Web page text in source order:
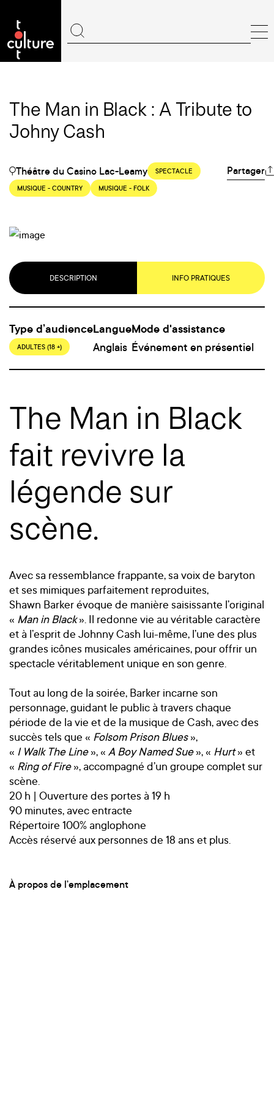
The Man in Black : A Tribute to
Johny Cash
Théâtre du Casino Lac-Leamy
SPECTACLE
MUSIQUE - COUNTRY
MUSIQUE - FOLK
Partager
DESCRIPTION INFO PRATIQUES
Type d’audience
ADULTES (18 +)
Langue
Anglais
Mode d'assistance
Événement en présentiel
The Man in Black
fait revivre la
légende sur
scène.
Avec sa ressemblance frappante, sa voix de baryton
et ses mimiques parfaitement reproduites,
Shawn Barker évoque de manière saisissante l’original
« Man in Black». Il redonne vie au véritable caractère
et à l’esprit de Johnny Cash lui-même, l’une des plus
grandes icônes musicales américaines, pour offrir un
spectacle véritablement unique en son genre.
Tout au long de la soirée, Barker incarne son
personnage, guidant le public à travers chaque
période de la vie et de la musique de Cash, avec des
succès tels que « Folsom Prison Blues»,
« I Walk The Line», « A Boy Named Sue», « Hurt» et
« Ring of Fire», accompagné d’un groupe complet sur
scène.
20 h | Ouverture des portes à 19 h
90 minutes, avec entracte
Répertoire 100% anglophone
Accès réservé aux personnes de 18 ans et plus.
À propos de l’emplacement